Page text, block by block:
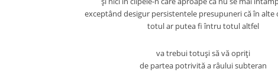
exceptând desigur persistentele presupuneri că în alte
totul ar putea fi întru totul altfel
va trebui totuşi să vă opriţi
de partea potrivită a râului subteran